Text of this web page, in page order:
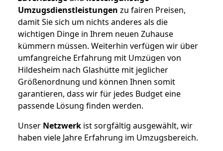
Umzugsdienstleistungen zu fairen Preisen,
damit Sie sich um nichts anderes als die
wichtigen Dinge in Ihrem neuen Zuhause
kümmern müssen. Weiterhin verfügen wir über
umfangreiche Erfahrung mit Umzügen von
Hildesheim nach Glashütte mit jeglicher
Größenordnung und können Ihnen somit
garantieren, dass wir für jedes Budget eine
passende Lösung finden werden.
Unser Netzwerk ist sorgfältig ausgewählt, wir
haben viele Jahre Erfahrung im Umzugsbereich.